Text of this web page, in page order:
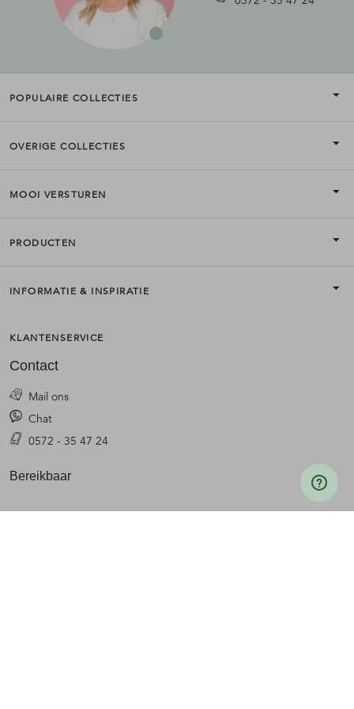
POPULAIRE COLLECTIES
OVERIGE COLLECTIES
MOOI VERSTUREN
PRODUCTEN
INFORMATIE & INSPIRATIE
KLANTENSERVICE
Contact
Mail ons
Chat
0572 - 35 47 24
Bereikbaar